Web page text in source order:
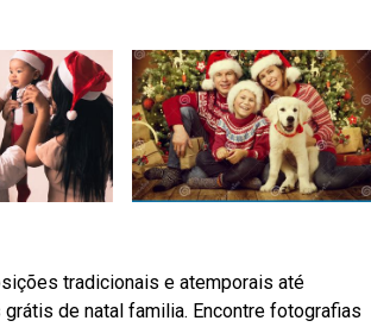
tradicionais e atemporais até
de natal familia. Encontre fotografias